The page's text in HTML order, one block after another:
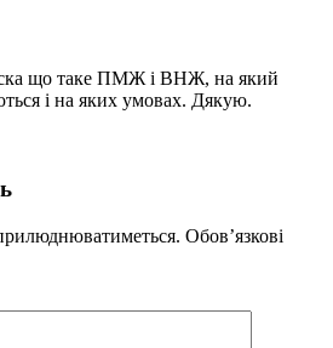
що таке ПМЖ і ВНЖ, на який
і на яких умовах. Дякую.
Обов’язкові